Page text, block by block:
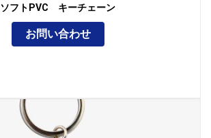
ソフトPVC キーチェーン
お問い合わせ